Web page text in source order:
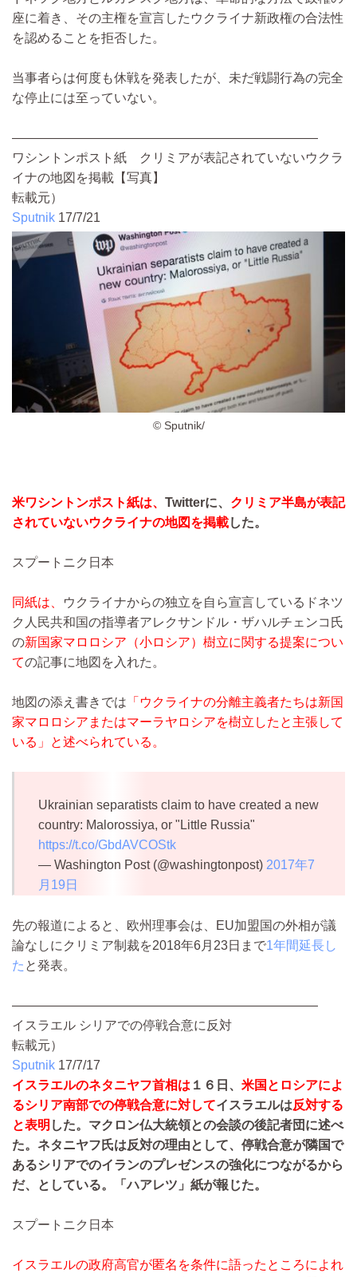
座に着き、その主権を宣言したウクライナ新政権の合法性
を認めることを拒否した。
当事者らは何度も休戦を発表したが、未だ戦闘行為の完全
な停止には至っていない。
————————————————————————
ワシントンポスト紙 クリミアが表記されていないウクラ
イナの地図を掲載【写真】
転載元）
Sputnik 17/7/21
© Sputnik/
米ワシントンポスト紙は、 Twitterに、 クリミア半島が表記
されていないウクライナの地図を掲載した。
スプートニク日本
同紙は、
ウクライナからの独立を自ら宣言しているドネツ
ク人民共和国の指導者アレクサンドル・ザハルチェンコ氏
の新国家マロロシア（小ロシア）樹立に関する提案につい
ての記事に地図を入れた。
地図の添え書きでは 「ウクライナの分離主義者たちは新国
家マロロシアまたはマーラヤロシアを樹立したと主張して
いる」と述べられている。
Ukrainian separatists claim to have created a new
country: Malorossiya, or "Little Russia"
https://t.co/GbdAVCOStk
— Washington Post (@washingtonpost) 2017年7
月19日
​先の報道によると、欧州理事会は、EU加盟国の外相が議
論なしにクリミア制裁を2018年6月23日まで1年間延長し
た と発表。
————————————————————————
イスラエル シリアでの停戦合意に反対
転載元）
Sputnik 17/7/17
イスラエルのネタニヤフ首相は １６日、 米国とロシアによ
るシリア南部での停戦合意に対してイスラエルは反対する
と表明 した。マクロン仏大統領との会談の後記者団に述べ
た。ネタニヤフ氏は反対の理由として、停戦合意が隣国で
あるシリアでのイランのプレゼンスの強化につながるから
だ、としている。「ハアレツ」紙が報じた。
スプートニク日本
イスラエルの政府高官が匿名を条件に語ったところによれ